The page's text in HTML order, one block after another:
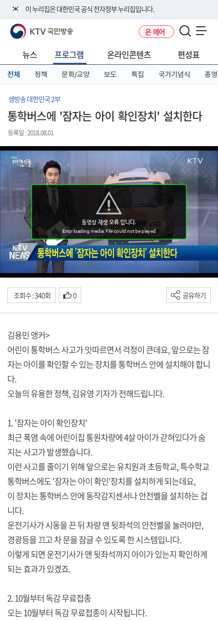
이 누리집은 대한민국 공식 전자정부 누리집입니다.
공식 누리집 주소 확인하기
니다.
이밖에 or.kr 또는 .kr등 다른 도메인 주소를 사용하고 있다면 아래 URL에
서 도메인 주소를 확인해 보세요
KTV 국민방송 온 에어
뉴스 프로그램 온라인콘텐츠 편성표
전체 정책 문화/교양 보도 특집 국가기념식 종영
생방송 대한민국 2부
통학버스에 '잠자는 아이 확인장치' 설치한다
등록일 : 2018.08.01
조회수 : 340회 0 공유하기
김용민 앵커>
어린이 통학버스 사고가 잇따르면서 걱정이 큰데요, 앞으로는 잠
자는 아이를 확인할 수 있는 장치를 통학버스 안에 설치해야 합니
다.
오늘의 유용한 정책, 김유영 기자가 전해드립니다.
1. '잠자는 아이 확인장치'
최근 폭염 속에 어린이집 통원차량에 4살 아이가 갇혀있다가 숨
지는 사고가 발생했습니다.
이런 사고를 줄이기 위해 앞으로는 유치원과 초등학교, 특수학교
통학버스에도 '잠자는 아이 확인'장치를 설치하게 되는데요,
이 장치는 통학버스 안에 동작감지센서나 안전벨을 설치하는 겁
니다.
운전기사가 시동을 끈 뒤 차량 맨 뒷좌석의 안전벨을 눌러야만,
경광등을 끄고 차 문을 잠글 수 있도록 한 시스템입니다.
이렇게 되면 운전기사가 맨 뒷좌석까지 아이가 있는지 확인하게
되는 효과가 있겠죠.
2. 10월부터 독감 무료접종
오는 10월부터 독감 무료접종이 시작됩니다.